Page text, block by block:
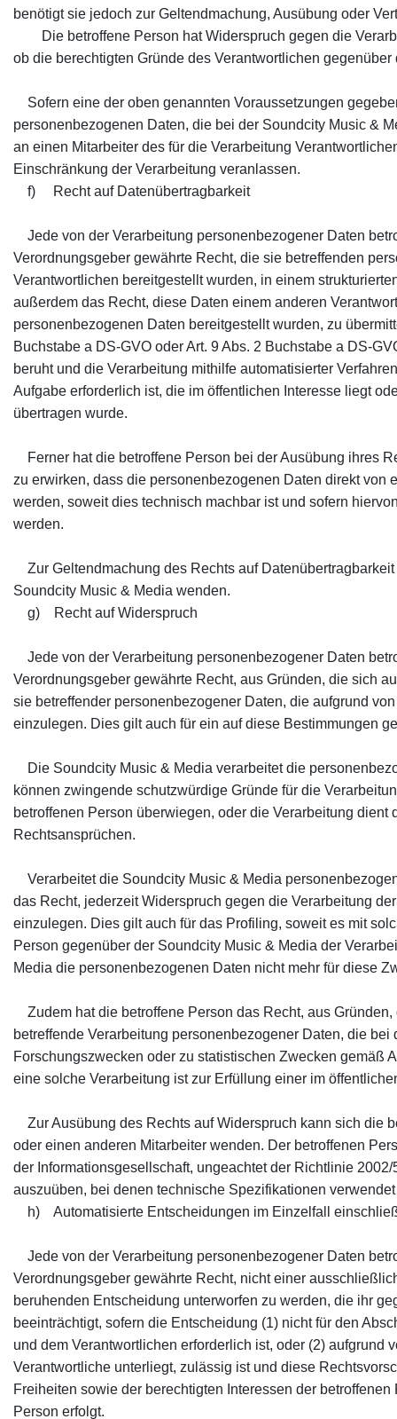
benötigt sie jedoch zur Geltendmachung, Ausübung oder
Die betroffene Person hat Widerspruch gegen die
ob die berechtigten Gründe des Verantwortlichen
Sofern eine der oben genannten Voraussetzungen
personenbezogenen Daten, die bei der Soundcity Music &
an einen Mitarbeiter des für die Verarbeitung
Einschränkung der Verarbeitung veranlassen.
f) Recht auf Datenübertragbarkeit
Jede von der Verarbeitung personenbezogener Daten
Verordnungsgeber gewährte Recht, die sie betreffenden
Verantwortlichen bereitgestellt wurden, in einem
außerdem das Recht, diese Daten einem anderen
personenbezogenen Daten bereitgestellt wurden, zu
Buchstabe a DS-GVO oder Art. 9 Abs. 2 Buchstabe a DS-
beruht und die Verarbeitung mithilfe automatisierter
Aufgabe erforderlich ist, die im öffentlichen Interesse liegt
übertragen wurde.
Ferner hat die betroffene Person bei der Ausübung ihres
zu erwirken, dass die personenbezogenen Daten direkt
werden, soweit dies technisch machbar ist und sofern
werden.
Zur Geltendmachung des Rechts auf
Soundcity Music & Media wenden.
g) Recht auf Widerspruch
Jede von der Verarbeitung personenbezogener Daten
Verordnungsgeber gewährte Recht, aus Gründen, die sich
sie betreffender personenbezogener Daten, die aufgrund
einzulegen. Dies gilt auch für ein auf diese Bestimmungen
Die Soundcity Music & Media verarbeitet die
können zwingende schutzwürdige Gründe für die
betroffenen Person überwiegen, oder die Verarbeitung
Rechtsansprüchen.
Verarbeitet die Soundcity Music & Media
das Recht, jederzeit Widerspruch gegen die Verarbeitung
einzulegen. Dies gilt auch für das Profiling, soweit es mit
Person gegenüber der Soundcity Music & Media der
Media die personenbezogenen Daten nicht mehr für diese
Zudem hat die betroffene Person das Recht, aus
betreffende Verarbeitung personenbezogener Daten, die
Forschungszwecken oder zu statistischen Zwecken gemäß
eine solche Verarbeitung ist zur Erfüllung einer im
Zur Ausübung des Rechts auf Widerspruch kann sich die
oder einen anderen Mitarbeiter wenden. Der betroffenen
der Informationsgesellschaft, ungeachtet der Richtlinie
auszuüben, bei denen technische Spezifikationen
h) Automatisierte Entscheidungen im Einzelfall
Jede von der Verarbeitung personenbezogener Daten
Verordnungsgeber gewährte Recht, nicht einer
beruhenden Entscheidung unterworfen zu werden, die ihr
beeinträchtigt, sofern die Entscheidung (1) nicht für den
und dem Verantwortlichen erforderlich ist, oder (2)
Verantwortliche unterliegt, zulässig ist und diese
Freiheiten sowie der berechtigten Interessen der
Person erfolgt.